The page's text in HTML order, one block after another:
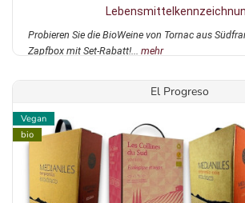
Probieren Sie die BioWeine von Tornac aus
Zapfbox mit Set-Rabatt!... mehr
El Progreso
Vegan
bio